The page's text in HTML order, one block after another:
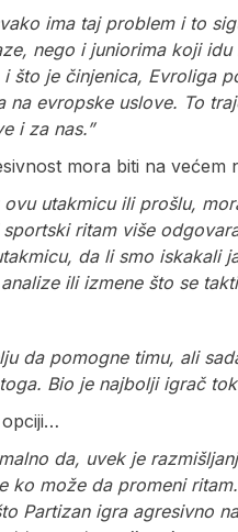
ima taj problem i to
nego i juniorima koji
što je činjenica, Evroliga
na evropske uslove. To
i za nas.”
mora biti na većem
ovu utakmicu ili prošlu,
ritam više
da li smo iskakali
ili izmene što se
da pomogne timu, ali
Bio je najbolji igrač
da, uvek je
ko može da promeni
Partizan igra agresivno